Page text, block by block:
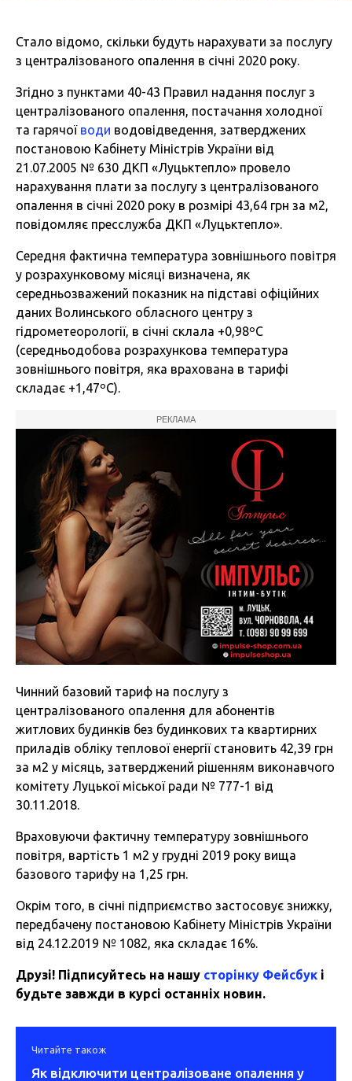
Стало відомо, скільки будуть нарахувати за послугу
з централізованого опалення в січні 2020 року.
Згідно з пунктами 40-43 Правил надання послуг з
централізованого опалення, постачання холодної
та гарячої води водовідведення, затверджених
постановою Кабінету Міністрів України від
21.07.2005 № 630 ДКП «Луцьктепло» провело
нарахування плати за послугу з централізованого
опалення в січні 2020 року в розмірі 43,64 грн за м2,
повідомляє пресслужба ДКП «Луцьктепло».
Середня фактична температура зовнішнього повітря
у розрахунковому місяці визначена, як
середньозважений показник на підставі офіційних
даних Волинського обласного центру з
гідрометеорології, в січні склала +0,98ºС
(середньодобова розрахункова температура
зовнішнього повітря, яка врахована в тарифі
складає +1,47ºС).
РЕКЛАМА
Чинний базовий тариф на послугу з
централізованого опалення для абонентів
житлових будинків без будинкових та квартирних
приладів обліку теплової енергії становить 42,39 грн
за м2 у місяць, затверджений рішенням виконавчого
комітету Луцької міської ради № 777-1 від
30.11.2018.
Враховуючи фактичну температуру зовнішнього
повітря, вартість 1 м2 у грудні 2019 року вища
базового тарифу на 1,25 грн.
Окрім того, в січні підприємство застосовує знижку,
передбачену постановою Кабінету Міністрів України
від 24.12.2019 № 1082, яка складає 16%.
Друзі! Підписуйтесь на нашу сторінку Фейсбук і
будьте завжди в курсі останніх новин.
Читайте також
Як відключити централізоване опалення у